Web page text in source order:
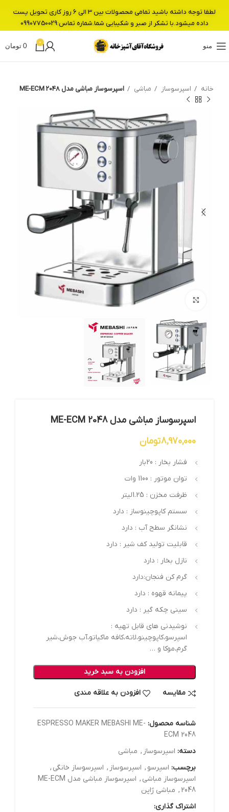
منو
0
0 تومان
خانه اسپرسوساز مباشی اسپرسوساز مباشی مدل ME-ECM 2048
بزرگنمایی تصویر
اسپرسوساز مباشی مدل ME-ECM 2048
8,970,000تومان
فشار بخار : 20بار
توان موتور : 1100 وات
ظرفت مخزن : 1.25لیتر
سستم کاپوچینوساز : دارد
نشانگر سطح آب : دارد
قابلیت تولید کف شیر : دارد
نازل بخار : دارد
گرم کن فنجان:دارد
پیمانه قهوه : دارد
سینی چکه گیر : دارد
نوشیدنی های قابل تهیه :
اسپرسو،کاپوچینو،لاته،کافه ماکیاتو،آب جوش،شیر
گرم،موکا و …
افزودن به سبد خرید
مقایسه افزودن به علاقه مندی
شناسه محصول: ESPRESSO MAKER MEBASHI ME-
ECM 2048
دسته: اسپرسوساز , مباشی
برچسب: اسپرسو , اسپرسوساز , اسپرسوساز خانگی ,
اسپرسوساز مباشی ,
اسپرسوساز مباشی مدل ME-ECM
2048
, مباشی ژاپن
اشتراک گذاری:
لطفا توجه داشته باشید تمامی محصولات بین 3 الی 6 روز کاری تحویل پست
داده میشود.با تشکر از صبر و شکیبایی شما.شماره تماس:09907750029